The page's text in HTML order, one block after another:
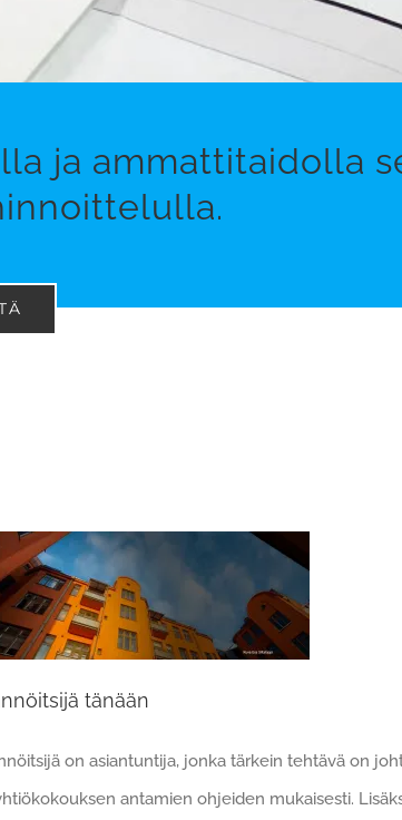
ja ammattitaidolla
tänään
on asiantuntija, jonka tärkein tehtävä on
antamien ohjeiden mukaisesti.